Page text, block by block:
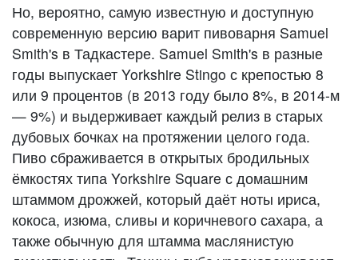
Но, вероятно, самую известную и доступную
современную версию варит пивоварня Samuel
Smith's в Тадкастере. Samuel Smith's в разные
годы выпускает Yorkshire Stingo с крепостью 8
или 9 процентов (в 2013 году было 8%, в 2014-м
— 9%) и выдерживает каждый релиз в старых
дубовых бочках на протяжении целого года.
Пиво сбраживается в открытых бродильных
ёмкостях типа Yorkshire Square с домашним
штаммом дрожжей, который даёт ноты ириса,
кокоса, изюма, сливы и коричневого сахара, а
также обычную для штамма маслянистую